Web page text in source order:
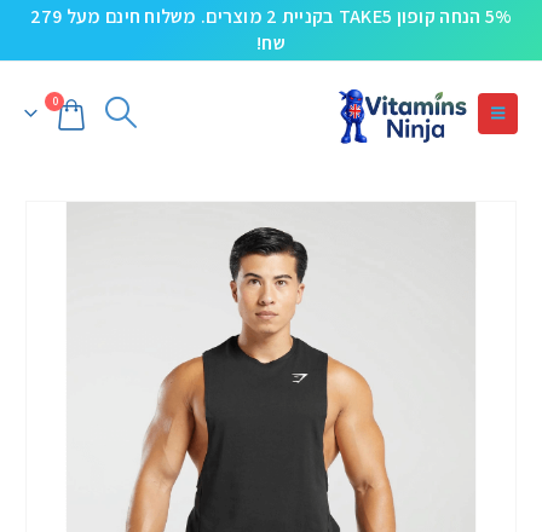
5% הנחה קופון TAKE5 בקניית 2 מוצרים. משלוח חינם מעל 279
שח!
0